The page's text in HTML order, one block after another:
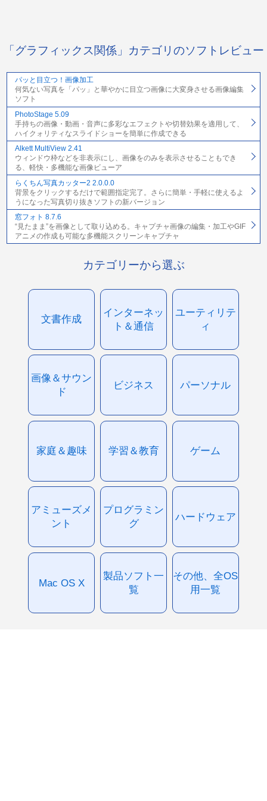
「グラフィックス関係」カテゴリのソフトレビュー
パッと目立つ！画像加工
何気ない写真を「パッ」と華やかに目立つ画像に大変身させる画像編集
ソフト
PhotoStage 5.09
手持ちの画像・動画・音声に多彩なエフェクトや切替効果を適用して、
ハイクォリティなスライドショーを簡単に作成できる
Alkett MultiView 2.41
ウィンドウ枠などを非表示にし、画像をのみを表示させることもでき
る、軽快・多機能な画像ビューア
らくちん写真カッター2 2.0.0.0
背景をクリックするだけで範囲指定完了。さらに簡単・手軽に使えるよ
うになった写真切り抜きソフトの新バージョン
窓フォト 8.7.6
“見たまま”を画像として取り込める。キャプチャ画像の編集・加工やGIF
アニメの作成も可能な多機能スクリーンキャプチャ
カテゴリーから選ぶ
文書作成
インターネッ
ト＆通信
ユーティリテ
ィ
画像＆サウン
ド
ビジネス パーソナル
家庭＆趣味 学習＆教育 ゲーム
アミューズメ
ント
プログラミン
グ
ハードウェア
Mac OS X
製品ソフト一
覧
その他、全OS
用一覧